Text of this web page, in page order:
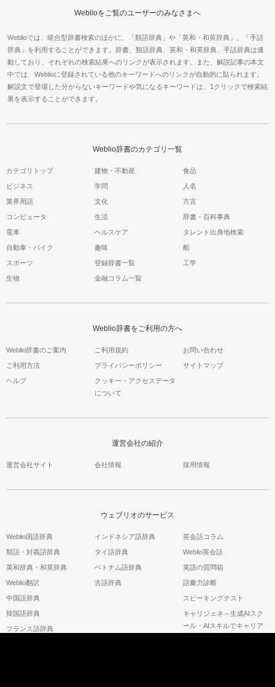
Weblioをご覧のユーザーのみなさまへ
Weblioでは、統合型辞書検索のほかに、「類語辞典」や「英和・和英辞典」、「手話
辞典」を利用することができます。辞書、類語辞典、英和・和英辞典、手話辞典は連
動しており、それぞれの検索結果へのリンクが表示されます。また、解説記事の本文
中では、Weblioに登録されている他のキーワードへのリンクが自動的に貼られます。
解説文で登場した分からないキーワードや気になるキーワードは、1クリックで検索結
果を表示することができます。
Weblio辞書のカテゴリ一覧
カテゴリトップ 建物・不動産 食品
ビジネス 学問 人名
業界用語 文化 方言
コンピュータ 生活 辞書・百科事典
電車 ヘルスケア タレント出身地検索
自動車・バイク 趣味 船
スポーツ 登録辞書一覧 工学
生物 金融コラム一覧
Weblio辞書をご利用の方へ
Weblio辞書のご案内 ご利用規約 お問い合わせ
ご利用方法 プライバシーポリシー サイトマップ
ヘルプ
クッキー・アクセスデータ
について
運営会社の紹介
運営会社サイト 会社情報 採用情報
ウェブリオのサービス
Weblio国語辞典
類語・対義語辞典
英和辞典・和英辞典
Weblio翻訳
中国語辞典
韓国語辞典
フランス語辞典
インドネシア語辞典
タイ語辞典
ベトナム語辞典
古語辞典
英会話コラム
Weblio英会話
英語の質問箱
語彙力診断
スピーキングテスト
キャリジェネ～生成AIスク
ール・AIスキルでキャリア